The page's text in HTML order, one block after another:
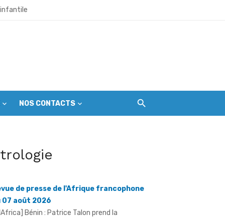
citoyens
mondial en péril
NOS CONTACTS
07 août 2026
Bénin : Patrice Talon prend la
du premier Sénat de l'ère bicamérale